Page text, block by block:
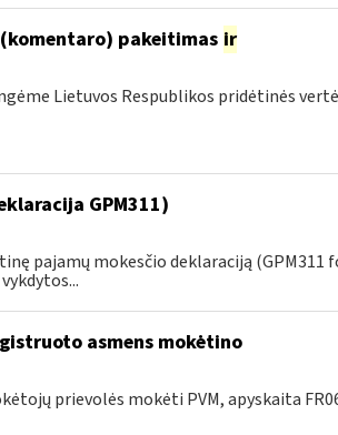
pakeitimas ir
Lietuvos Respublikos pridėtinės
GPM311)
pajamų mokesčio deklaraciją (GPM311
asmens mokėtino
prievolės mokėti PVM, apyskaita